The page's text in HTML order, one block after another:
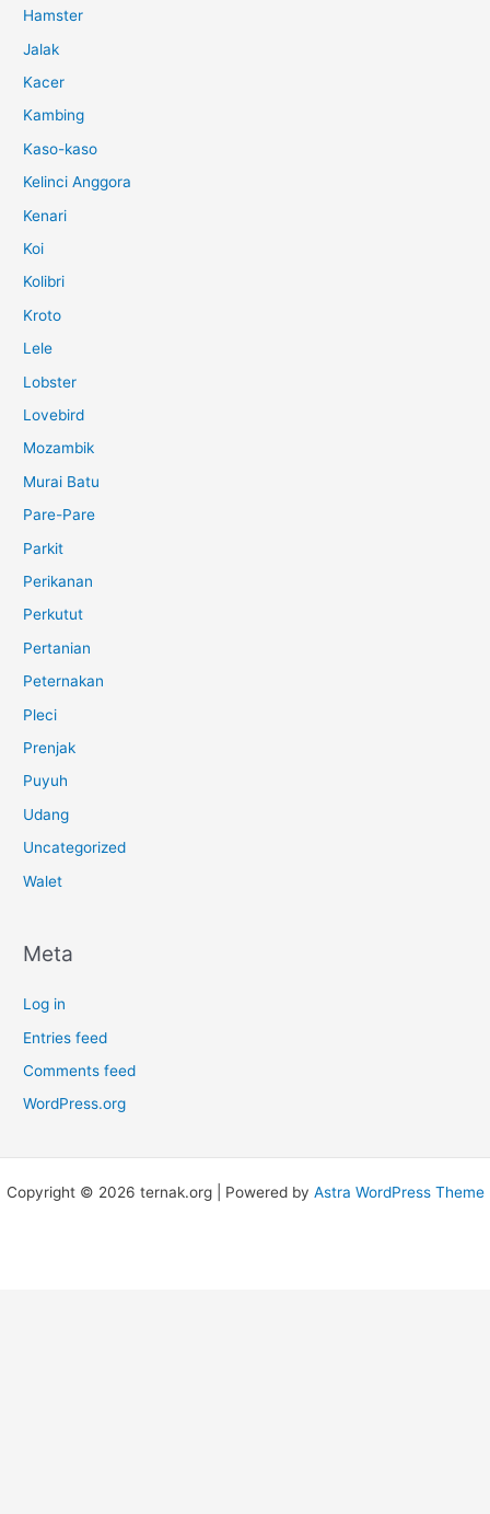
Hamster
Jalak
Kacer
Kambing
Kaso-kaso
Kelinci Anggora
Kenari
Koi
Kolibri
Kroto
Lele
Lobster
Lovebird
Mozambik
Murai Batu
Pare-Pare
Parkit
Perikanan
Perkutut
Pertanian
Peternakan
Pleci
Prenjak
Puyuh
Udang
Uncategorized
Walet
Meta
Log in
Entries feed
Comments feed
WordPress.org
Copyright © 2026 ternak.org | Powered by Astra WordPress Theme